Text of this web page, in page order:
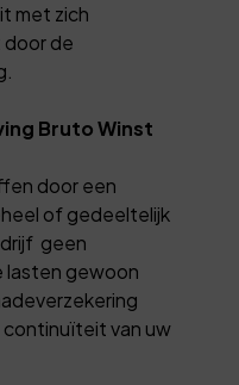
met zich
de
Bruto Winst
door een
of gedeeltelijk
geen
lasten gewoon
van uw